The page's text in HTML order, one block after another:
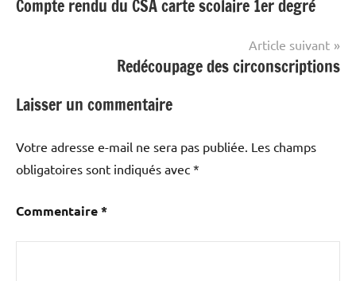
CDEN
de
Compte rendu du CSA carte scolaire 1er degré
Article suivant
Redécoupage des circonscriptions
Laisser un commentaire
Votre adresse e-mail ne sera pas publiée. Les champs
obligatoires sont indiqués avec *
Commentaire*